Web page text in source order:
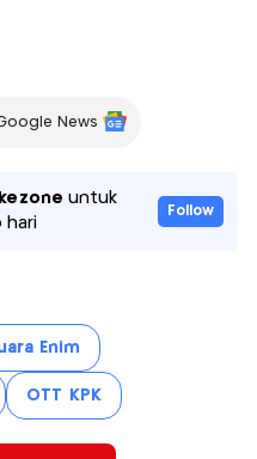
News
untuk
Follow
Enim
OTT KPK